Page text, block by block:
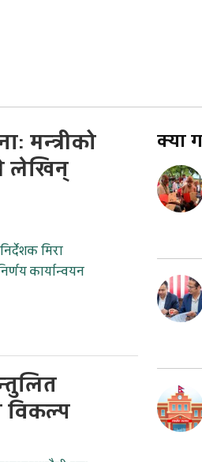
मन्त्रीको
लेखिन्
मिरा
कार्यान्वयन
विकल्प
क्या